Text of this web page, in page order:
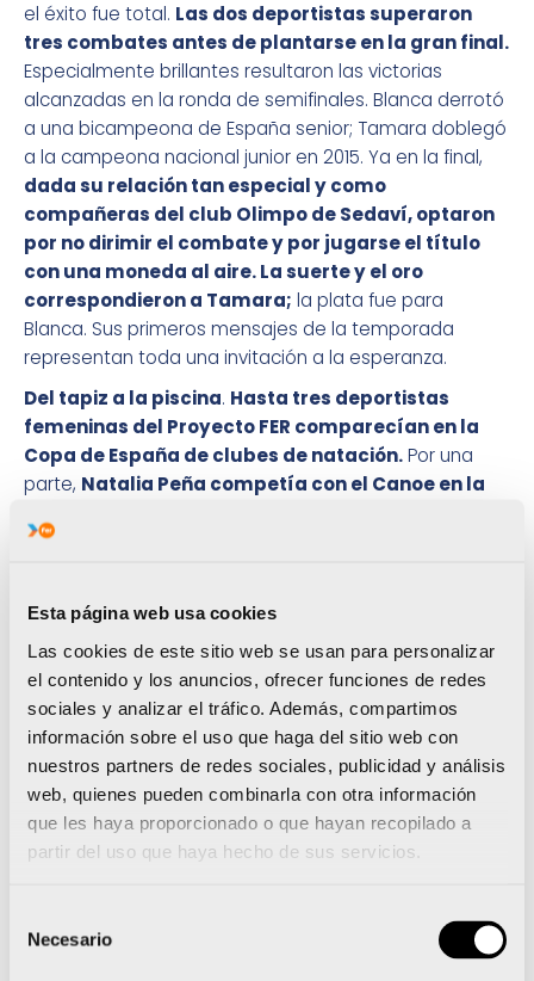
Esta página web usa cookies
Las cookies de este sitio web se usan para personalizar
el contenido y los anuncios, ofrecer funciones de redes
sociales y analizar el tráfico. Además, compartimos
información sobre el uso que haga del sitio web con
nuestros partners de redes sociales, publicidad y análisis
web, quienes pueden combinarla con otra información
que les haya proporcionado o que hayan recopilado a
partir del uso que haya hecho de sus servicios.
Necesario
el éxito fue total. Las dos deportistas superaron
tres combates antes de plantarse en la gran final.
Especialmente brillantes resultaron las victorias
alcanzadas en la ronda de semifinales. Blanca derrotó
a una bicampeona de España senior; Tamara doblegó
a la campeona nacional junior en 2015. Ya en la final,
dada su relación tan especial y como
compañeras del club Olimpo de Sedaví, optaron
por no dirimir el combate y por jugarse el título
con una moneda al aire. La suerte y el oro
correspondieron a Tamara; la plata fue para
Blanca. Sus primeros mensajes de la temporada
representan toda una invitación a la esperanza.
Del tapiz a la piscina. Hasta tres deportistas
femeninas del Proyecto FER comparecían en la
Copa de España de clubes de natación.Por una
parte, Natalia Peña competía con el Canoe en la
prueba, participaban 16 nadadoras
Natalia
hombro de mediados de 2015,
100m espalda y sexta en los 50m espalda.Por otra,
Ester Muñoz era una de las integrantes del Club
Castalia de Castellón en la Primera División
(segunda categoría).La castellonense ganó los
100m espalda, y fue segunda tanto en los 50m como
los 200m espalda. Además,la nadadora
paralímpica Ariadna Edo, defendiendo también al
Club Castalia, alcanzaba en los 100m mariposa
concede algunas opciones de disputar esta disciplina
en Rio.En todo caso, Ariadna atacará en marzo la